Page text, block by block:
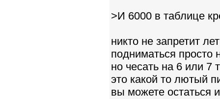
>И 6000 в таблице
никто не запретит
подниматься просто
но чесать на 6 или 7
это какой то лютый
вы можете остаться